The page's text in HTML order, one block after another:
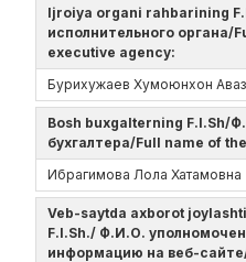
Ijroiya organi rahbarining
исполнительного органа/
executive agency:
Бурихужаев Хумоюнхон
Bosh buxgalterning F.I.Sh/
бухгалтера/Full name of
Ибрагимова Лола Хатамовна
Veb-saytda axborot
F.I.Sh./ Ф.И.О.
информацию на веб-